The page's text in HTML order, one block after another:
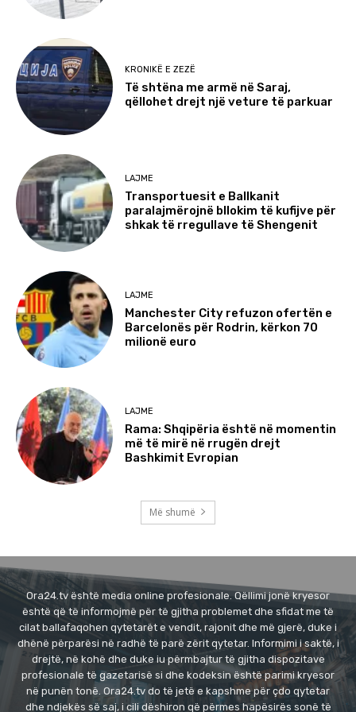
KRONIKË E ZEZË
Të shtëna me armë në Saraj,
qëllohet drejt një veture të parkuar
LAJME
Transportuesit e Ballkanit
paralajmërojnë bllokim të kufijve për
shkak të rregullave të Shengenit
LAJME
Manchester City refuzon ofertën e
Barcelonës për Rodrin, kërkon 70
milionë euro
LAJME
Rama: Shqipëria është në momentin
më të mirë në rrugën drejt
Bashkimit Evropian
Më shumë
Ora24.tv është media online profesionale. Qëllimi jonë kryesor
është që të informojmë për të gjitha problemet dhe sfidat me të
cilat ballafaqohen qytetarët e vendit, rajonit dhe më gjerë, duke i
dhënë përparësi në radhë të parë zërit qytetar. Informimi i saktë, i
drejtë, në kohë dhe duke iu përmbajtur të gjitha dispozitave
profesionale të gazetarisë si dhe kodeksin është parimi kryesor
në punën tonë. Ora24.tv do të jetë e kapshme për çdo qytetar
dhe ndjekës së saj, i cili dëshiron që përmes hapësirës sonë të